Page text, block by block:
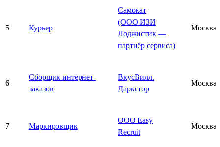
5 Курьер
Самокат
(ООО ИЗИ
Лоджистик —
партнёр сервиса)
Москва
6
Сборщик интернет-
заказов
ВкусВилл.
Даркстор
Москва
7 Маркировщик
ООО Easy
Recruit
Москва